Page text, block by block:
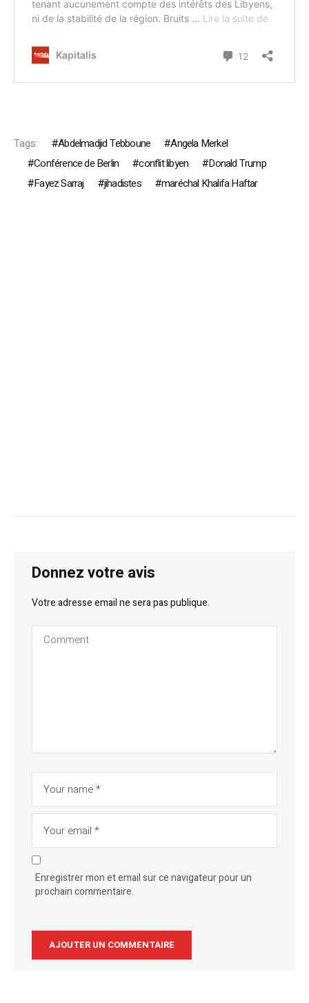
Tags: Abdelmadjid Tebboune
Angela Merkel
Conférence de Berlin
conflit libyen
Donald Trump
Fayez Sarraj
jihadistes maréchal Khalifa Haftar
Donnez votre avis
Votre adresse email ne sera pas publique.
Enregistrer mon et email sur ce navigateur pour un
prochain commentaire.